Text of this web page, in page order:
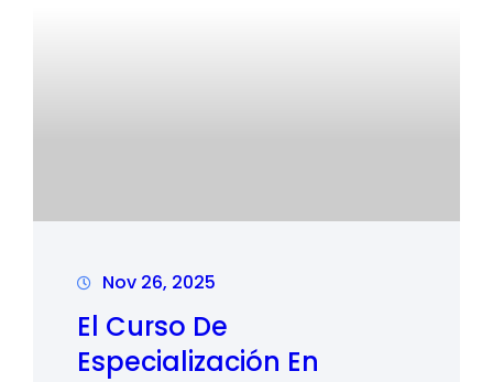
P
Nov 26, 2025
El Curso De
Especialización En